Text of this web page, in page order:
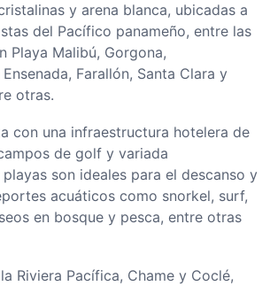
y arena blanca, ubicadas a
del Pacífico panameño, entre las
Playa Malibú, Gorgona,
Farallón, Santa Clara y
otras.
con una infraestructura hotelera de
de golf y variada
son ideales para el descanso y
acuáticos como snorkel, surf,
en bosque y pesca, entre otras
Riviera Pacífica, Chame y Coclé,